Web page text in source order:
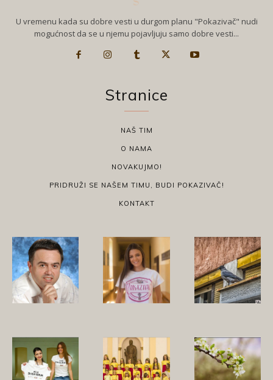
U vremenu kada su dobre vesti u durgom planu "Pokazivač" nudi
mogućnost da se u njemu pojavljuju samo dobre vesti...
Stranice
NAŠ TIM
O NAMA
NOVAKUJMO!
PRIDRUŽI SE NAŠEM TIMU, BUDI POKAZIVAČ!
KONTAKT